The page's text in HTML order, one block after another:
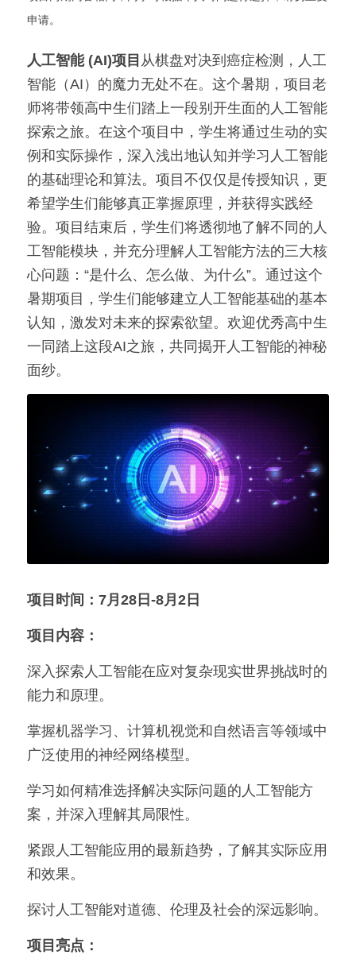
申请。
人工智能 (AI)项目 从棋盘对决到癌症检测，人工
智能（AI）的魔力无处不在。这个暑期，项目老
师将带领高中生们踏上一段别开生面的人工智能
探索之旅。在这个项目中，学生将通过生动的实
例和实际操作，深入浅出地认知并学习人工智能
的基础理论和算法。项目不仅仅是传授知识，更
希望学生们能够真正掌握原理，并获得实践经
验。项目结束后，学生们将透彻地了解不同的人
工智能模块，并充分理解人工智能方法的三大核
心问题：“是什么、怎么做、为什么”。通过这个
暑期项目，学生们能够建立人工智能基础的基本
认知，激发对未来的探索欲望。欢迎优秀高中生
一同踏上这段AI之旅，共同揭开人工智能的神秘
面纱。
项目时间：7月28日-8月2日
项目内容：
深入探索人工智能在应对复杂现实世界挑战时的
能力和原理。
掌握机器学习、计算机视觉和自然语言等领域中
广泛使用的神经网络模型。
学习如何精准选择解决实际问题的人工智能方
案，并深入理解其局限性。
紧跟人工智能应用的最新趋势，了解其实际应用
和效果。
探讨人工智能对道德、伦理及社会的深远影响。
项目亮点：